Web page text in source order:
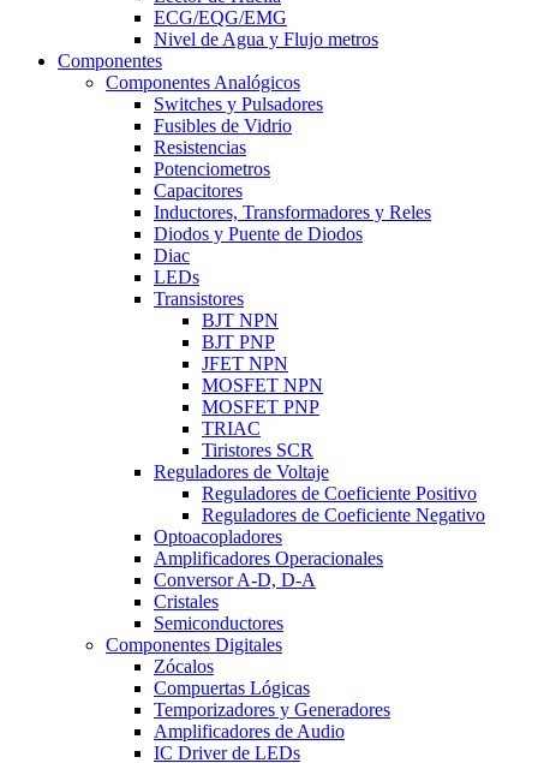
ECG/EQG/EMG
Nivel de Agua y Flujo metros
Componentes
Componentes Analógicos
Switches y Pulsadores
Fusibles de Vidrio
Resistencias
Potenciometros
Capacitores
Inductores, Transformadores y Reles
Diodos y Puente de Diodos
Diac
LEDs
Transistores
BJT NPN
BJT PNP
JFET NPN
MOSFET NPN
MOSFET PNP
TRIAC
Tiristores SCR
Reguladores de Voltaje
Reguladores de Coeficiente Positivo
Reguladores de Coeficiente Negativo
Optoacopladores
Amplificadores Operacionales
Conversor A-D, D-A
Cristales
Semiconductores
Componentes Digitales
Zócalos
Compuertas Lógicas
Temporizadores y Generadores
Amplificadores de Audio
IC Driver de LEDs